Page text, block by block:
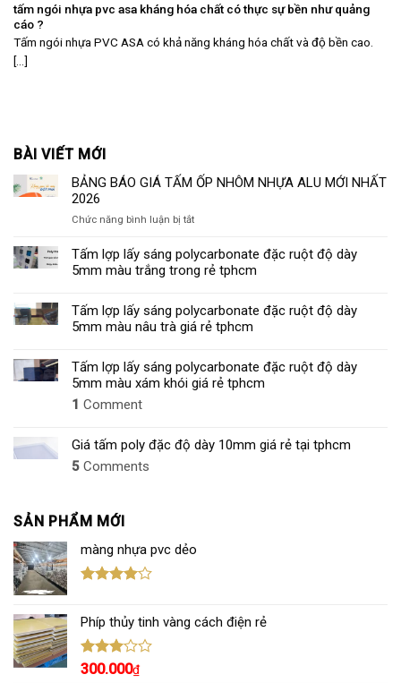
tấm ngói nhựa pvc asa kháng hóa chất có thực sự bền như quảng
cáo ?
Tấm ngói nhựa PVC ASA có khả năng kháng hóa chất và độ bền cao.
[...]
BÀI VIẾT MỚI
BẢNG BÁO GIÁ TẤM ỐP NHÔM NHỰA ALU MỚI NHẤT
2026
Chức năng bình luận bị tắtở
BÁO
GIÁ
TẤM
NHÔM
NHỰA
NHẤT
2026
Tấm lợp lấy sáng polycarbonate đặc ruột độ dày
5mm màu trắng trong rẻ tphcm
Tấm lợp lấy sáng polycarbonate đặc ruột độ dày
5mm màu nâu trà giá rẻ tphcm
Tấm lợp lấy sáng polycarbonate đặc ruột độ dày
5mm màu xám khói giá rẻ tphcm
1 Comment
Giá tấm poly đặc độ dày 10mm giá rẻ tại tphcm
5 Comments
SẢN PHẨM MỚI
màng nhựa pvc dẻo
4.00 5
sao
Phíp thủy tinh vàng cách điện rẻ
Được
300.000₫